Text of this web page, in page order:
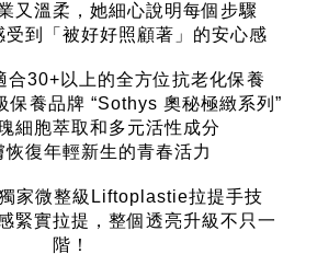
又溫柔，她細心說明每個步驟
受到「被好好照顧著」的安心感
合30+以上的全方位抗老化保養
保養品牌 “Sothys 奧秘極緻系列”
細胞萃取和多元活性成分
恢復年輕新生的青春活力
家微整級Liftoplastie拉提手技
緊實拉提，整個透亮升級不只一
階！